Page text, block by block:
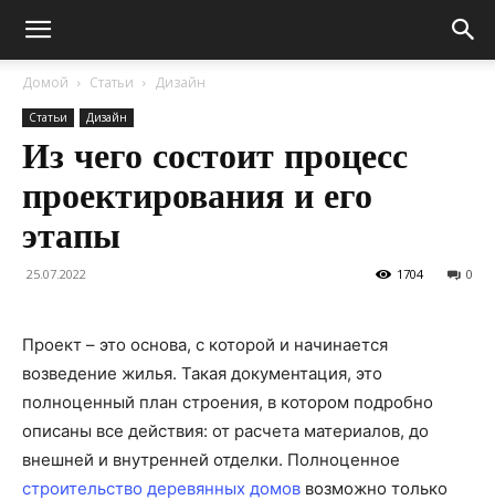
Домой Статьи Дизайн
Статьи Дизайн
Из чего состоит процесс
проектирования и его
этапы
25.07.2022 0
1704
Проект – это основа, с которой и начинается
возведение жилья. Такая документация, это
полноценный план строения, в котором подробно
описаны все действия: от расчета материалов, до
внешней и внутренней отделки. Полноценное
строительство деревянных домов возможно только